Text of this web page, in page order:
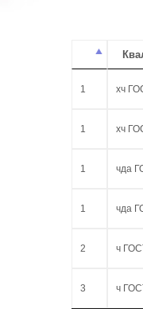
1 хч
1 хч
1 чда
1 чда
2 ч
3 ч